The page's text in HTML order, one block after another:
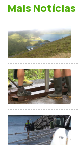
Mais Notícias